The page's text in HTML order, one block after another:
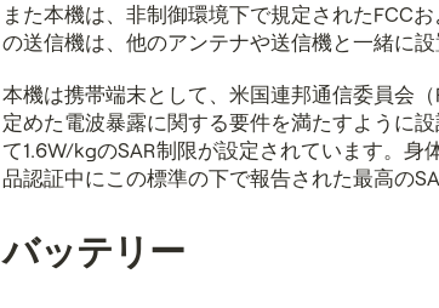
また本機は、非制御環境下で規定されたFCC
の送信機は、他のアンテナや送信機と一緒に
本機は携帯端末として、米国連邦通信委員会
定めた電波暴露に関する要件を満たすように
て1.6W/kgのSAR制限が設定されています。
品認証中にこの標準の下で報告された最高の
バッテリー